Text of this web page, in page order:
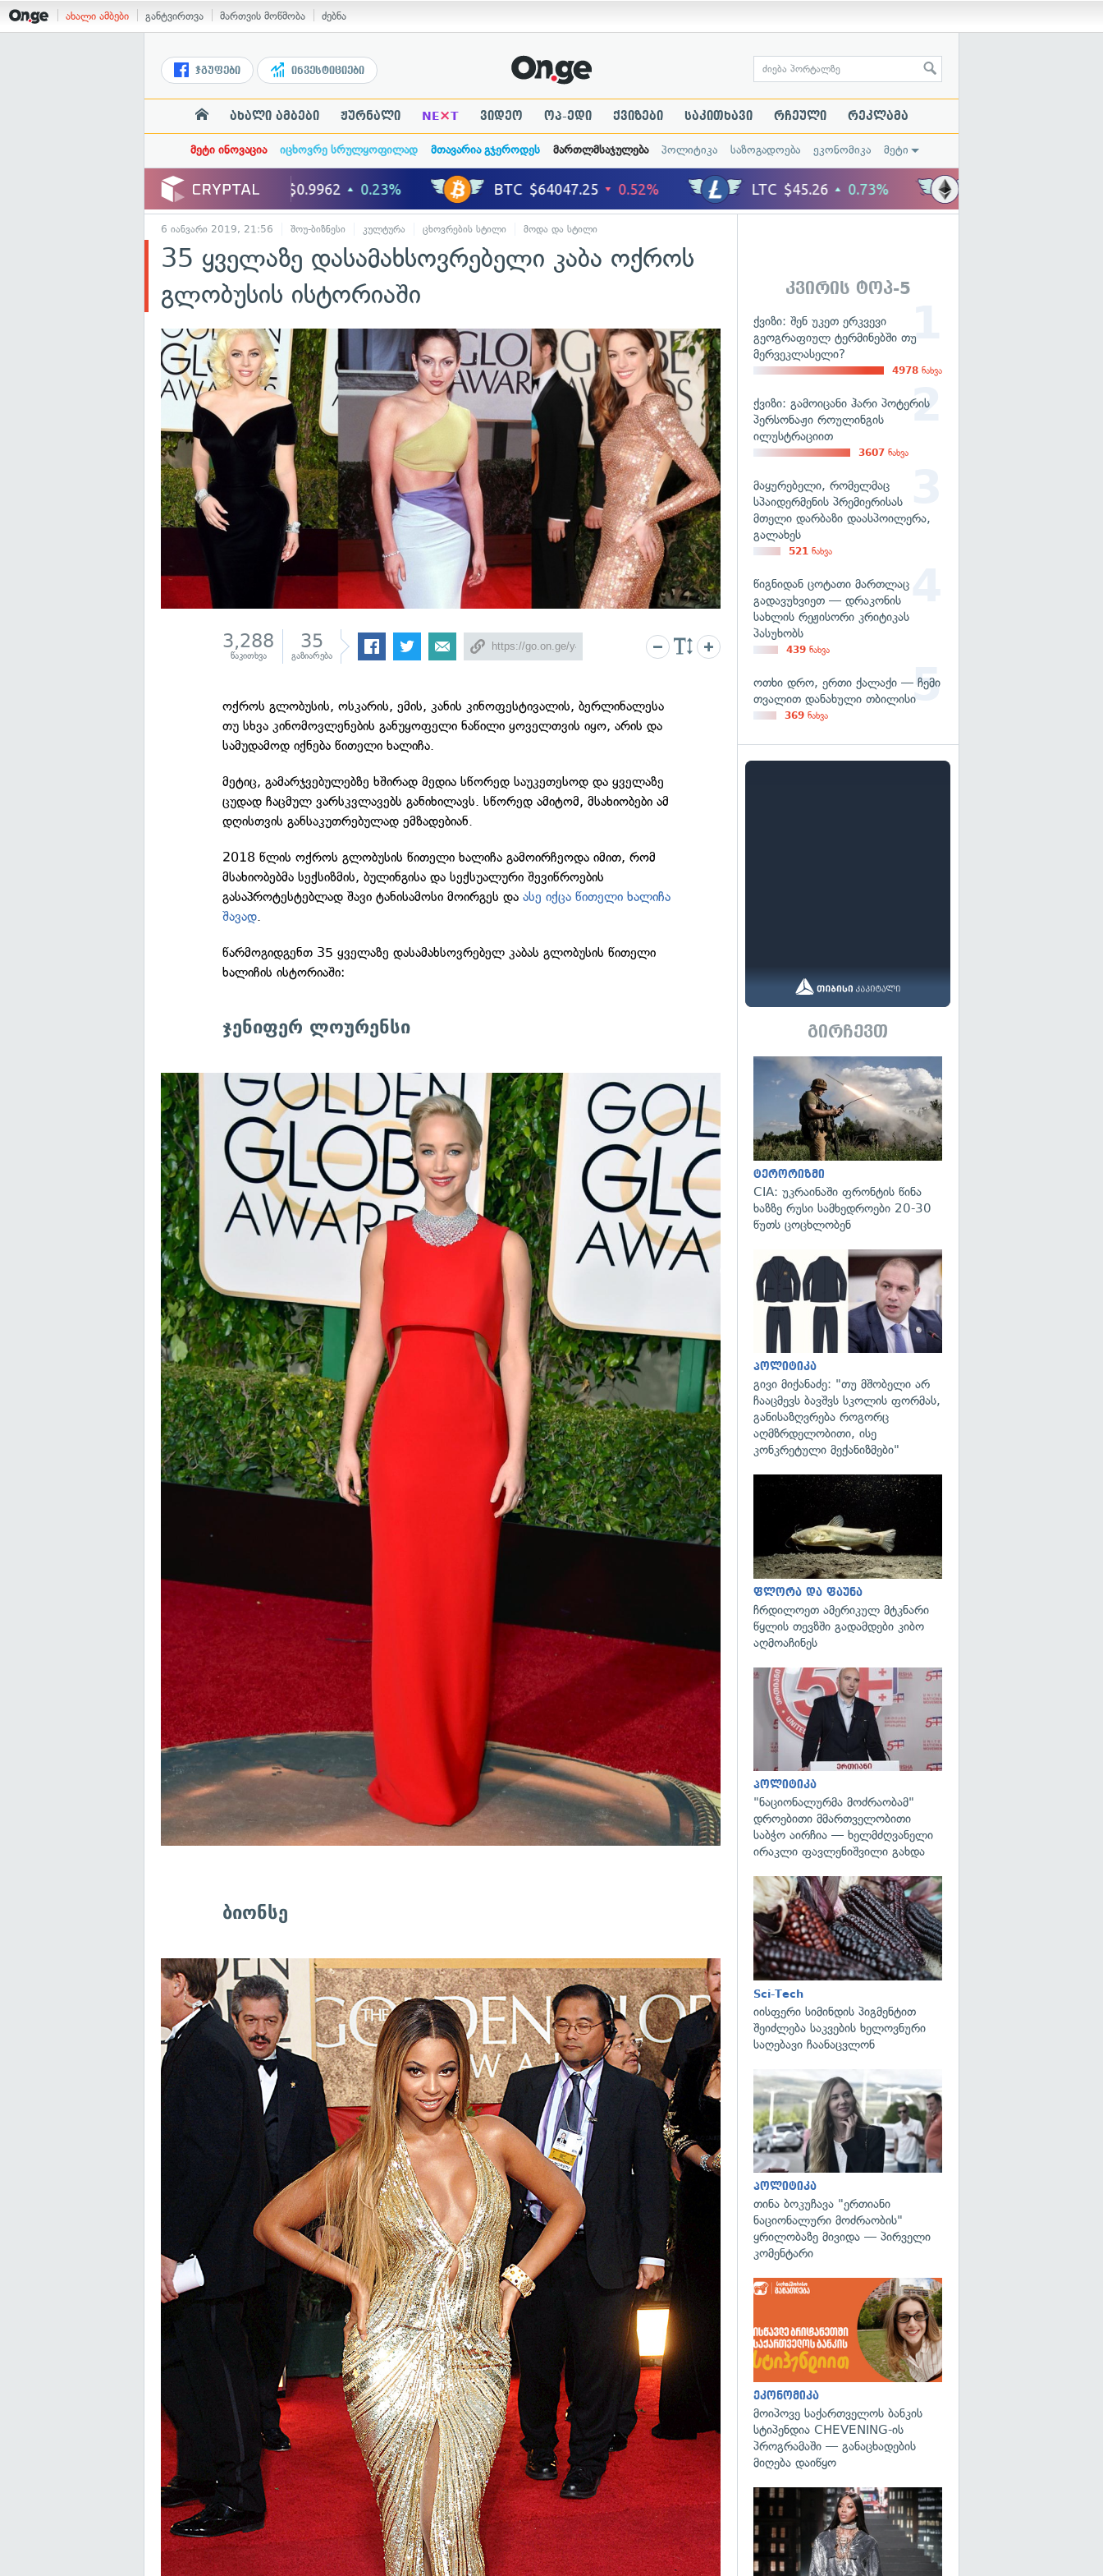
ახალი ამბები განტვირთვა მართვის მოწმობა ძებნა
ჯგუფები ინვესტიციები
ახალი ამბები ჟურნალი NE×T ვიდეო ოპ-ედი ქვიზები საკითხავი რჩეული რეკლამა
მეტი ინოვაცია იცხოვრე სრულყოფილად მთავარია გჯეროდეს მართლმსაჯულება პოლიტიკა საზოგადოება ეკონომიკა მეტი
6 იანვარი 2019, 21:56 შოუ-ბიზნესი კულტურა ცხოვრების სტილი მოდა და სტილი
35 ყველაზე დასამახსოვრებელი კაბა ოქროს
გლობუსის ისტორიაში
3,288
წაკითხვა
35
გაზიარება
ოქროს გლობუსის, ოსკარის, ემის, კანის კინოფესტივალის, ბერლინალესა
თუ სხვა კინომოვლენების განუყოფელი ნაწილი ყოველთვის იყო, არის და
სამუდამოდ იქნება წითელი ხალიჩა.
მეტიც, გამარჯვებულებზე ხშირად მედია სწორედ საუკეთესოდ და ყველაზე
ცუდად ჩაცმულ ვარსკვლავებს განიხილავს. სწორედ ამიტომ, მსახიობები ამ
დღისთვის განსაკუთრებულად ემზადებიან.
2018 წლის ოქროს გლობუსის წითელი ხალიჩა გამოირჩეოდა იმით, რომ
მსახიობებმა სექსიზმის, ბულინგისა და სექსუალური შევიწროების
გასაპროტესტებლად შავი ტანისამოსი მოირგეს დაასე იქცა წითელი ხალიჩა
შავად.
წარმოგიდგენთ 35 ყველაზე დასამახსოვრებელ კაბას გლობუსის წითელი
ხალიჩის ისტორიაში:
ჯენიფერ ლოურენსი
ბიონსე
კვირის ტოპ-5
ქვიზი: შენ უკეთ ერკვევი
გეოგრაფიულ ტერმინებში თუ
მერვეკლასელი?
4978 ნახვა
ქვიზი: გამოიცანი ჰარი პოტერის
პერსონაჟი როულინგის
ილუსტრაციით
3607 ნახვა
მაყურებელი, რომელმაც
სპაიდერმენის პრემიერისას
მთელი დარბაზი დაასპოილერა,
გალახეს
521 ნახვა
წიგნიდან ცოტათი მართლაც
გადავუხვიეთ — დრაკონის
სახლის რეჟისორი კრიტიკას
პასუხობს
439 ნახვა
ოთხი დრო, ერთი ქალაქი — ჩემი
თვალით დანახული თბილისი
369 ნახვა
გირჩევთ
ტერორიზმი
CIA: უკრაინაში ფრონტის წინა
ხაზზე რუსი სამხედროები 20-30
წუთს ცოცხლობენ
პოლიტიკა
გივი მიქანაძე: "თუ მშობელი არ
ჩააცმევს ბავშვს სკოლის ფორმას,
განისაზღვრება როგორც
აღმზრდელობითი, ისე
კონკრეტული მექანიზმები"
ფლორა და ფაუნა
ჩრდილოეთ ამერიკულ მტკნარი
წყლის თევზში გადამდები კიბო
აღმოაჩინეს
პოლიტიკა
"ნაციონალურმა მოძრაობამ"
დროებითი მმართველობითი
საბჭო აირჩია — ხელმძღვანელი
ირაკლი ფავლენიშვილი გახდა
Sci-Tech
იისფერი სიმინდის პიგმენტით
შეიძლება საკვების ხელოვნური
საღებავი ჩაანაცვლონ
პოლიტიკა
თინა ბოკუჩავა "ერთიანი
ნაციონალური მოძრაობის"
ყრილობაზე მივიდა — პირველი
კომენტარი
ეკონომიკა
მოიპოვე საქართველოს ბანკის
სტიპენდია CHEVENING-ის
პროგრამაში — განაცხადების
მიღება დაიწყო